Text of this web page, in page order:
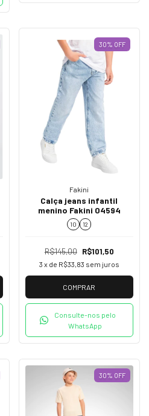
30% OFF
Fakini
Calça jeans infantil
menino Fakini 04594
10 12
R$145,00 R$101,50
3 x de R$33,83 sem juros
COMPRAR
Consulte-nos pelo
WhatsApp
30% OFF